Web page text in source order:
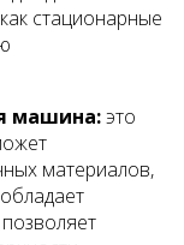
стационарные
машина:это
материалов,